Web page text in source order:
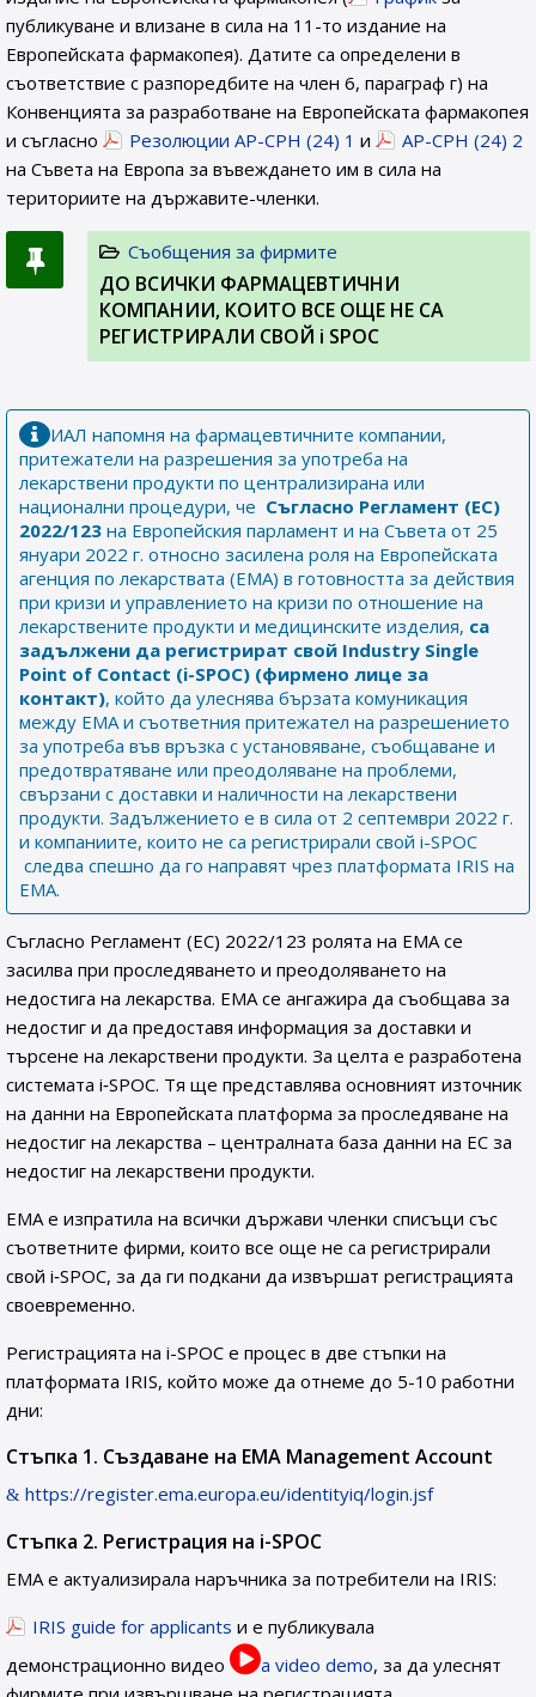
публикуване и влизане в сила на 11-то издание на
Европейската фармакопея). Датите са определени в
съответствие с разпоредбите на член 6, параграф г) на
Конвенцията за разработване на Европейската фармакопея
и съгласно
Резолюции AP-CPH (24) 1 и
AP-CPH (24) 2
на Съвета на Европа за въвеждането им в сила на
териториите на държавите-членки.
Съобщения за фирмите
ДО ВСИЧКИ ФАРМАЦЕВТИЧНИ
КОМПАНИИ, КОИТО ВСЕ ОЩЕ НЕ СА
РЕГИСТРИРАЛИ СВОЙ i SPOC
ИАЛ напомня на фармацевтичните компании,
притежатели на разрешения за употреба на
лекарствени продукти по централизирана или
национални процедури, че Съгласно Регламент (ЕС)
2022/123 на Европейския парламент и на Съвета от 25
януари 2022 г. относно засилена роля на Европейската
агенция по лекарствата (ЕМА) в готовността за действия
при кризи и управлението на кризи по отношение на
лекарствените продукти и медицинските изделия, са
задължени да регистрират свой Industry Single
Point of Contact (i-SPOC) (фирмено лице за
контакт), който да улеснява бързата комуникация
между ЕМА и съответния притежател на разрешението
за употреба във връзка с установяване, съобщаване и
предотвратяване или преодоляване на проблеми,
свързани с доставки и наличности на лекарствени
продукти. Задължението е в сила от 2 септември 2022 г.
и компаниите, които не са регистрирали свой i-SPOC
следва спешно да го направят чрез платформата IRIS на
EMA.
Съгласно Регламент (ЕС) 2022/123 ролята на ЕМА се
засилва при проследяването и преодоляването на
недостига на лекарства. ЕМА се ангажира да съобщава за
недостиг и да предоставя информация за доставки и
търсене на лекарствени продукти. За целта е разработена
системата i‑SPOC. Тя ще представлява основният източник
на данни на Европейската платформа за проследяване на
недостиг на лекарства – централната база данни на ЕС за
недостиг на лекарствени продукти.
ЕМА е изпратила на всички държави членки списъци със
съответните фирми, които все още не са регистрирали
свой i‑SPOC, за да ги подкани да извършат регистрацията
своевременно.
Регистрацията на i-SPOC е процес в две стъпки на
платформата IRIS, който може да отнеме до 5-10 работни
дни:
Стъпка 1. Създаване на EMA Management Account
https://register.ema.europa.eu/identityiq/login.jsf
Стъпка 2. Регистрация на i-SPOC
ЕМА е актуализирала наръчника за потребители на IRIS:
IRIS guide for applicants и е публикувала
демонстрационно видео
a video demo, за да улеснят